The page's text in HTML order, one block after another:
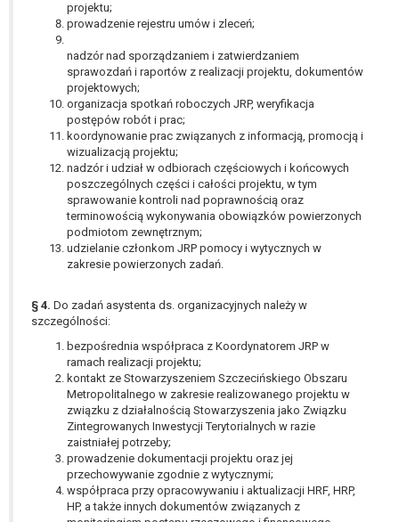
projektu;
prowadzenie rejestru umów i zleceń;
nadzór nad sporządzaniem i zatwierdzaniem
sprawozdań i raportów z realizacji projektu, dokumentów
projektowych;
organizacja spotkań roboczych JRP, weryfikacja
postępów robót i prac;
koordynowanie prac związanych z informacją, promocją i
wizualizacją projektu;
nadzór i udział w odbiorach częściowych i końcowych
poszczególnych części i całości projektu, w tym
sprawowanie kontroli nad poprawnością oraz
terminowością wykonywania obowiązków powierzonych
podmiotom zewnętrznym;
udzielanie członkom JRP pomocy i wytycznych w
zakresie powierzonych zadań.
§ 4. Do zadań asystenta ds. organizacyjnych należy w
szczególności:
bezpośrednia współpraca z Koordynatorem JRP w
ramach realizacji projektu;
kontakt ze Stowarzyszeniem Szczecińskiego Obszaru
Metropolitalnego w zakresie realizowanego projektu w
związku z działalnością Stowarzyszenia jako Związku
Zintegrowanych Inwestycji Terytorialnych w razie
zaistniałej potrzeby;
prowadzenie dokumentacji projektu oraz jej
przechowywanie zgodnie z wytycznymi;
współpraca przy opracowywaniu i aktualizacji HRF, HRP,
HP, a także innych dokumentów związanych z